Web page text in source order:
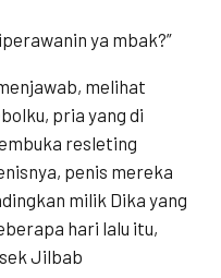
ya mbak?”
melihat
pria yang di
resleting
penis mereka
milik Dika yang
hari lalu itu,
Jilbab